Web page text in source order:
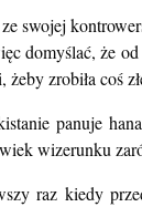
swojej
domyślać, że
zrobiła coś
panuje
wizerunku
raz kiedy